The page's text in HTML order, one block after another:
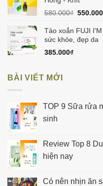
580.000₫ Giá
là:
550.000
Tảo xoắn FUJI
sức khỏe, đẹp da
385.000₫
BÀI VIẾT MỚI
TOP 9 Sữa rửa
sinh
Review Top 8
hiện nay
Có nên nhịn ăn